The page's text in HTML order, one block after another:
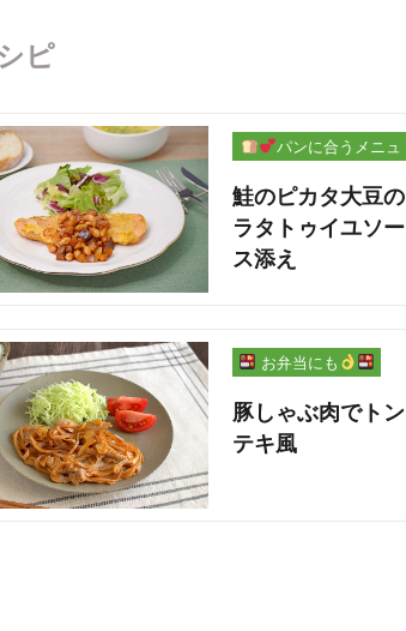
ピ
パンに合うメニュ
鮭のピカタ大豆の
ラタトゥイユソー
ス添え
お弁当にも
豚しゃぶ肉でトン
テキ風